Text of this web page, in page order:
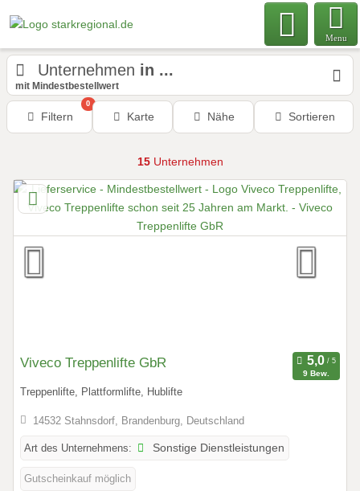
Menu
Unternehmen in ...
mit Mindestbestellwert
Filtern
0
Karte Nähe Sortieren
15Unternehmen
Viveco Treppenlifte GbR
9 Bew.
Treppenlifte, Plattformlifte, Hublifte
14532 Stahnsdorf, Brandenburg, Deutschland
Art des Unternehmens: Sonstige Dienstleistungen
Gutscheinkauf möglich